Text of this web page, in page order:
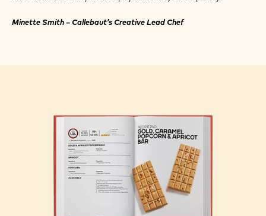
Minette Smith – Callebaut’s Creative Lead Chef